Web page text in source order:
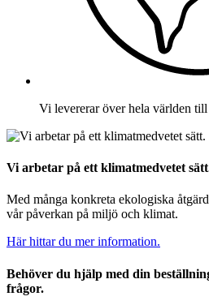
Vi levererar över hela världen till
Vi arbetar på ett klimatmedvetet
Med många konkreta ekologiska
vår påverkan på miljö och klimat.
Här hittar du mer information.
Behöver du hjälp med din
frågor.